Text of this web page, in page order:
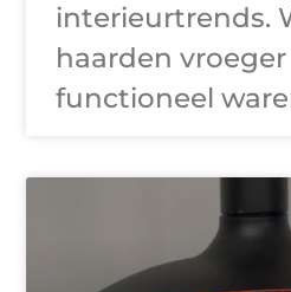
interieurtrends.
haarden
functioneel